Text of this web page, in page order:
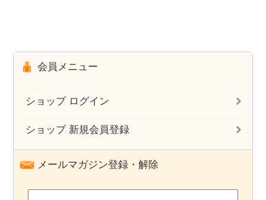
会員メニュー
ショップ ログイン
ショップ 新規会員登録
メールマガジン登録・解除